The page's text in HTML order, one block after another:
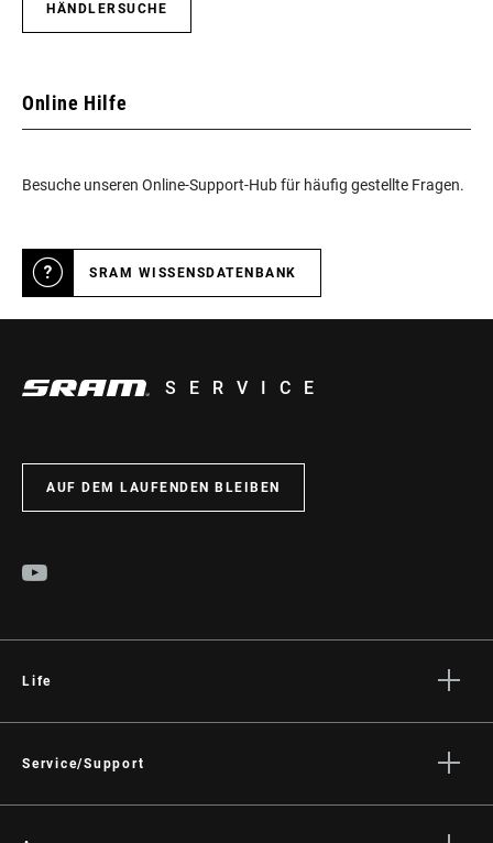
HÄNDLERSUCHE
Online Hilfe
Besuche unseren Online-Support-Hub für häufig gestellte Fragen.
SRAM WISSENSDATENBANK
SERVICE
AUF DEM LAUFENDEN BLEIBEN
Life
Kultur
Service/Support